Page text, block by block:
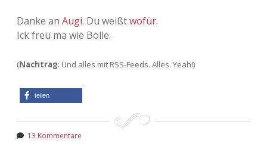
Adventskalender 2023
Adventskalender 2024
Danke an Augi. Du weißtwofür.
Ick freu ma wie Bolle.
(Nachtrag: Und alles mit RSS-Feeds. Alles. Yeah!)
teilen
13 Kommentare